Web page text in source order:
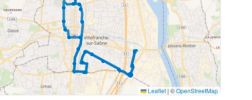
Leaflet | ©OpenStreetMap